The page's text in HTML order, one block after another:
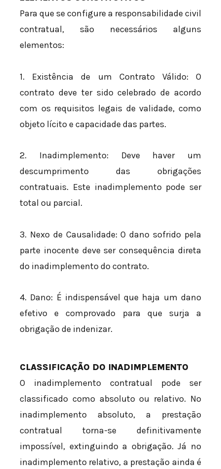
Para que se configure a responsabilidade civil
contratual, são necessários alguns
elementos:
1. Existência de um Contrato Válido: O
contrato deve ter sido celebrado de acordo
com os requisitos legais de validade, como
objeto lícito e capacidade das partes.
2. Inadimplemento: Deve haver um
descumprimento das obrigações
contratuais. Este inadimplemento pode ser
total ou parcial.
3. Nexo de Causalidade: O dano sofrido pela
parte inocente deve ser consequência direta
do inadimplemento do contrato.
4. Dano: É indispensável que haja um dano
efetivo e comprovado para que surja a
obrigação de indenizar.
CLASSIFICAÇÃO DO INADIMPLEMENTO
O inadimplemento contratual pode ser
classificado como absoluto ou relativo. No
inadimplemento absoluto, a prestação
contratual torna-se definitivamente
impossível, extinguindo a obrigação. Já no
inadimplemento relativo, a prestação ainda é